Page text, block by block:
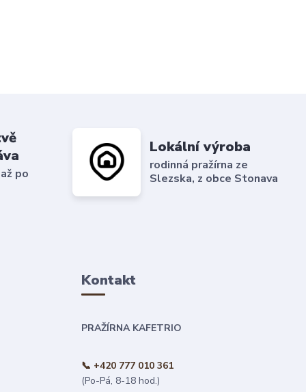
po
Lokální výroba
rodinná pražírna ze
Slezska, z obce Stonava
Kontakt
PRAŽÍRNA KAFETRIO
📞 +420 777 010 361
(Po-Pá, 8-18 hod.)